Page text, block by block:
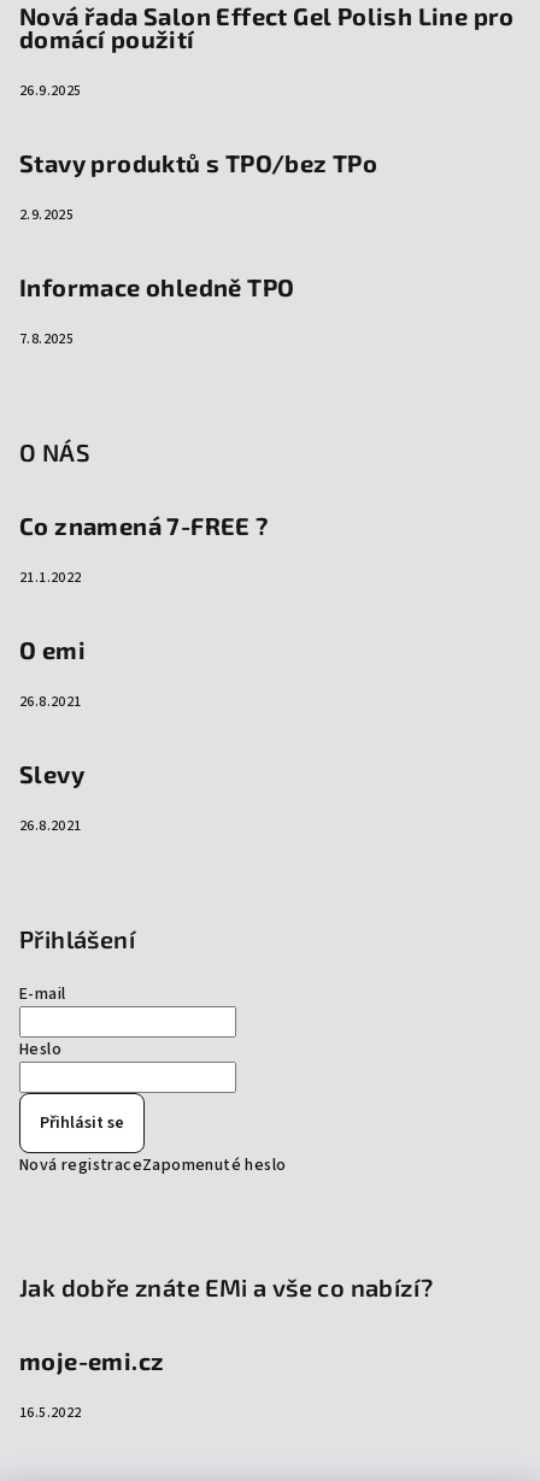
Nová řada Salon Effect Gel Polish Line pro
domácí použití
26.9.2025
Stavy produktů s TPO/bez TPo
2.9.2025
Informace ohledně TPO
7.8.2025
O NÁS
Co znamená 7-FREE ?
21.1.2022
O emi
26.8.2021
Slevy
26.8.2021
Přihlášení
E-mail
Heslo
Přihlásit se
Nová registraceZapomenuté heslo
Jak dobře znáte EMi a vše co nabízí?
moje-emi.cz
16.5.2022